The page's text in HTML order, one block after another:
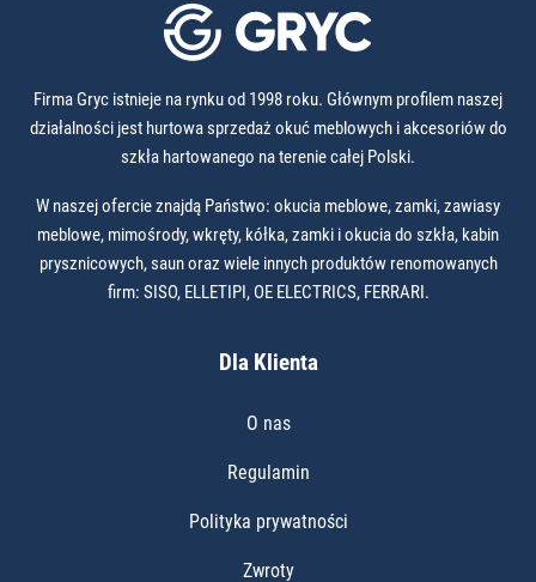
Firma Gryc istnieje na rynku od 1998 roku. Głównym profilem naszej
działalności jest hurtowa sprzedaż okuć meblowych i akcesoriów do
szkła hartowanego na terenie całej Polski.
W naszej ofercie znajdą Państwo: okucia meblowe, zamki, zawiasy
meblowe, mimośrody, wkręty, kółka, zamki i okucia do szkła, kabin
prysznicowych, saun oraz wiele innych produktów renomowanych
firm: SISO, ELLETIPI, OE ELECTRICS, FERRARI.
Dla Klienta
O nas
Regulamin
Polityka prywatności
Zwroty